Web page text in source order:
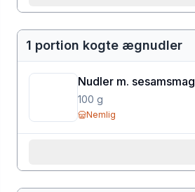
1 portion kogte ægnudler
Nudler m. sesamsmag
100 g
Nemlig